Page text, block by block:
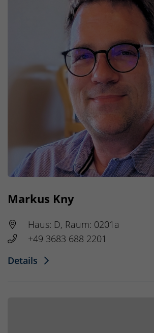
Markus Kny
Haus: D, Raum: 0201a
+49 3683 688 2201
Details